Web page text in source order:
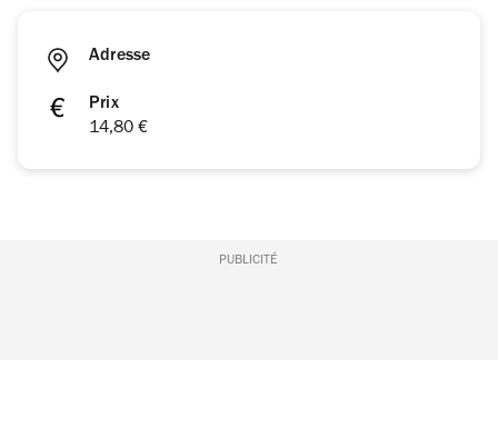
Adresse
Prix
14,80 €
PUBLICITÉ